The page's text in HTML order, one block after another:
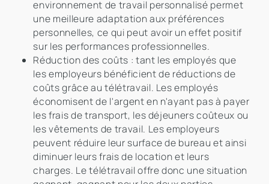
environnement de travail personnalisé permet
une meilleure adaptation aux préférences
personnelles, ce qui peut avoir un effet positif
sur les performances professionnelles.
Réduction des coûts : tant les employés que
les employeurs bénéficient de réductions de
coûts grâce au télétravail. Les employés
économisent de l'argent en n'ayant pas à payer
les frais de transport, les déjeuners coûteux ou
les vêtements de travail. Les employeurs
peuvent réduire leur surface de bureau et ainsi
diminuer leurs frais de location et leurs
charges. Le télétravail offre donc une situation